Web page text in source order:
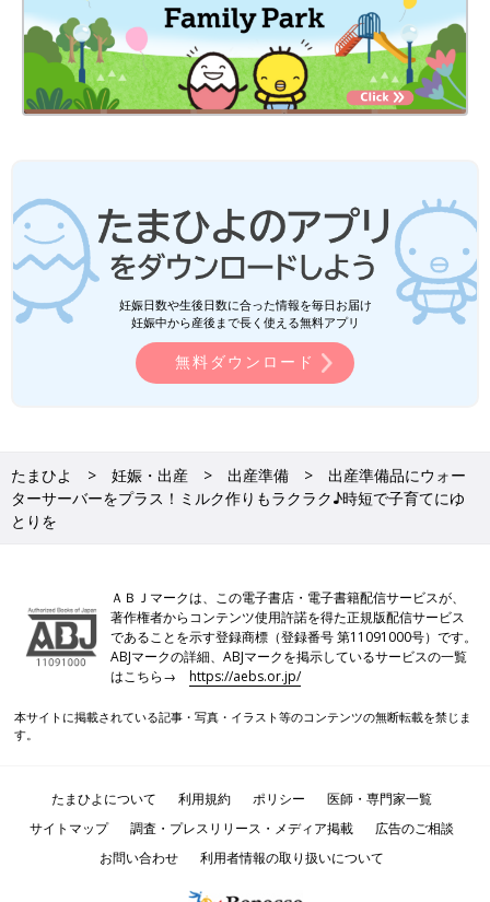
妊娠日数や生後日数に合った情報を毎日お届け
妊娠中から産後まで長く使える無料アプリ
無料ダウンロード
たまひよ 妊娠・出産 出産準備
出産準備品にウォー
ターサーバーをプラス！ミルク作りもラクラク♪時短で子育てにゆ
とりを
ＡＢＪマークは、この電子書店・電子書籍配信サービスが、
著作権者からコンテンツ使用許諾を得た正規版配信サービス
であることを示す登録商標（登録番号 第11091000号）です。
ABJマークの詳細、ABJマークを掲示しているサービスの一覧
はこちら→https://aebs.or.jp/
本サイトに掲載されている記事・写真・イラスト等のコンテンツの無断転載を禁じま
す。
たまひよについて 利用規約 ポリシー
医師・専門家一覧
サイトマップ
調査・プレスリリース・メディア掲載
広告のご相談
お問い合わせ
利用者情報の取り扱いについて